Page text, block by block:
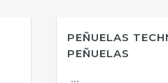
PEÑUELAS
PEÑUELAS
...